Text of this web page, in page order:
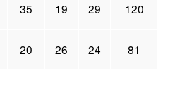
35 19 29 120
20 26 24 81